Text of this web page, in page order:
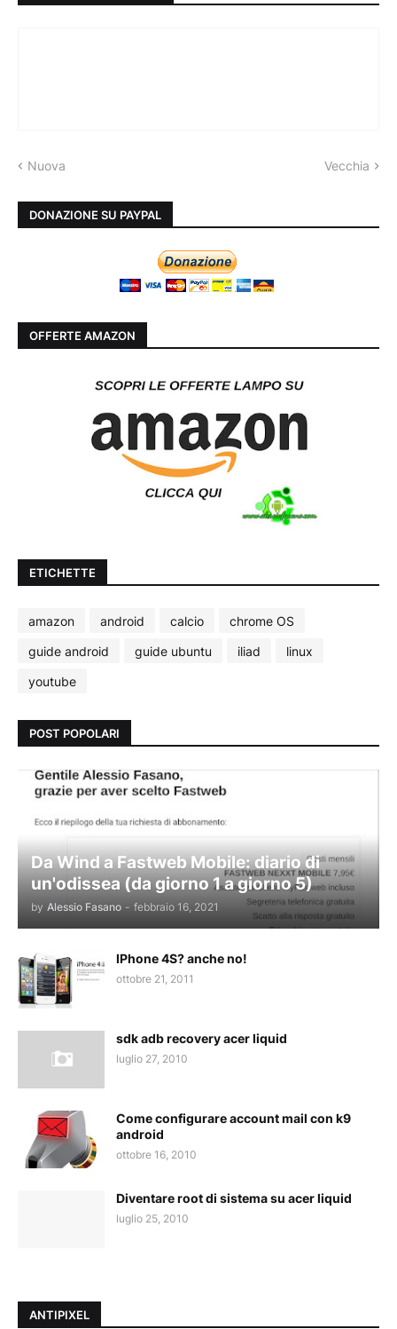
Nuova Vecchia
DONAZIONE SU PAYPAL
OFFERTE AMAZON
ETICHETTE
amazon android calcio
chrome OS
guide android
guide ubuntu iliad
linux
youtube
POST POPOLARI
Da Wind a Fastweb Mobile: diario di
un'odissea (da giorno 1 a giorno 5)
by Alessio Fasano - febbraio 16, 2021
IPhone 4S? anche no!
ottobre 21, 2011
sdk adb recovery acer liquid
luglio 27, 2010
Come configurare account mail con k9
android
ottobre 16, 2010
Diventare root di sistema su acer liquid
luglio 25, 2010
ANTIPIXEL